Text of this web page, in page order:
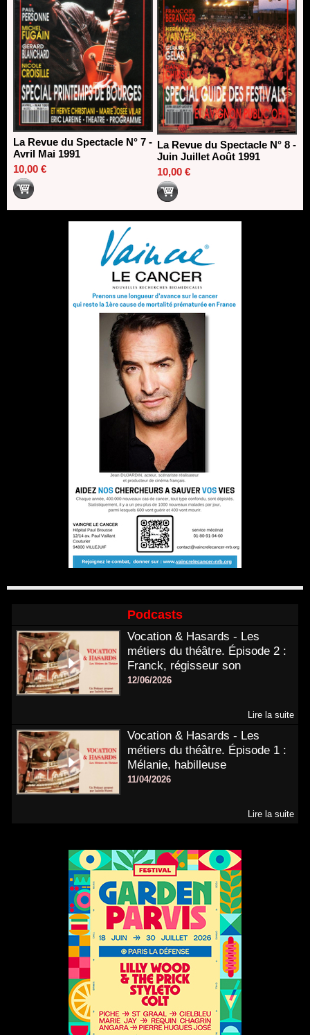
La Revue du Spectacle N° 7 -
Avril Mai 1991
10,00 €
La Revue du Spectacle N° 8 -
Juin Juillet Août 1991
10,00 €
Podcasts
Vocation & Hasards - Les
métiers du théâtre. Épisode 2 :
Franck, régisseur son
12/06/2026
Lire la suite
Vocation & Hasards - Les
métiers du théâtre. Épisode 1 :
Mélanie, habilleuse
11/04/2026
Lire la suite